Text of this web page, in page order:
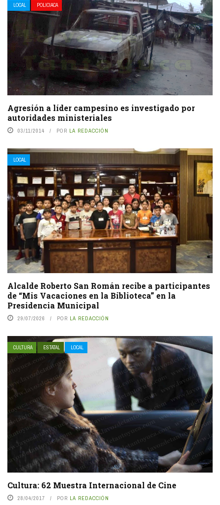
LOCAL POLICIACA
Agresión a líder campesino es investigado por
autoridades ministeriales
03/11/2014 POR LA REDACCIÓN
LOCAL
Alcalde Roberto San Román recibe a participantes
de “Mis Vacaciones en la Biblioteca” en la
Presidencia Municipal
29/07/2026 POR LA REDACCIÓN
CULTURA ESTATAL LOCAL
Cultura: 62 Muestra Internacional de Cine
28/04/2017 POR LA REDACCIÓN